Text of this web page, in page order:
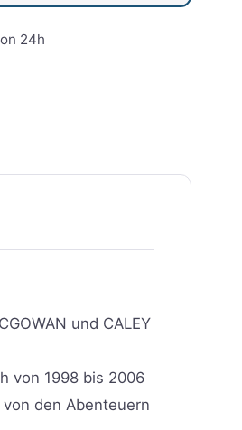
24h
und CALEY
von 1998 bis 2006
den Abenteuern